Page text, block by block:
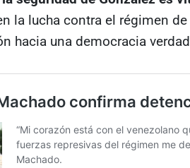
la lucha contra el régimen
hacia una democracia